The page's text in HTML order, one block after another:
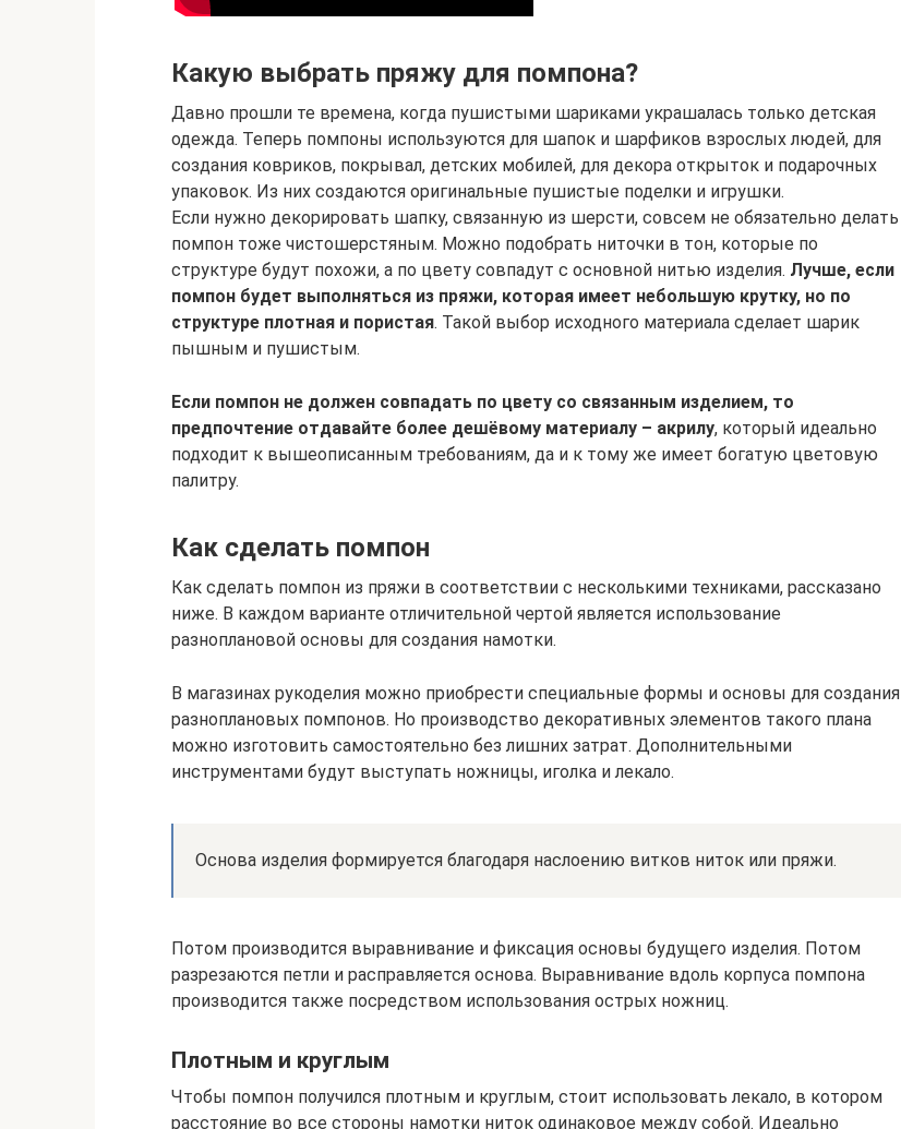
Какую выбрать пряжу для помпона?
Давно прошли те времена, когда пушистыми шариками украшалась только детская
одежда. Теперь помпоны используются для шапок и шарфиков взрослых людей, для
создания ковриков, покрывал, детских мобилей, для декора открыток и подарочных
упаковок. Из них создаются оригинальные пушистые поделки и игрушки.
Если нужно декорировать шапку, связанную из шерсти, совсем не обязательно делать
помпон тоже чистошерстяным. Можно подобрать ниточки в тон, которые по
структуре будут похожи, а по цвету совпадут с основной нитью изделия. Лучше, если
помпон будет выполняться из пряжи, которая имеет небольшую крутку, но по
структуре плотная и пористая. Такой выбор исходного материала сделает шарик
пышным и пушистым.
Если помпон не должен совпадать по цвету со связанным изделием, то
предпочтение отдавайте более дешёвому материалу – акрилу, который идеально
подходит к вышеописанным требованиям, да и к тому же имеет богатую цветовую
палитру.
Как сделать помпон
Как сделать помпон из пряжи в соответствии с несколькими техниками, рассказано
ниже. В каждом варианте отличительной чертой является использование
разноплановой основы для создания намотки.
В магазинах рукоделия можно приобрести специальные формы и основы для создания
разноплановых помпонов. Но производство декоративных элементов такого плана
можно изготовить самостоятельно без лишних затрат. Дополнительными
инструментами будут выступать ножницы, иголка и лекало.
Основа изделия формируется благодаря наслоению витков ниток или пряжи.
Потом производится выравнивание и фиксация основы будущего изделия. Потом
разрезаются петли и расправляется основа. Выравнивание вдоль корпуса помпона
производится также посредством использования острых ножниц.
Плотным и круглым
Чтобы помпон получился плотным и круглым, стоит использовать лекало, в котором
расстояние во все стороны намотки ниток одинаковое между собой. Идеально